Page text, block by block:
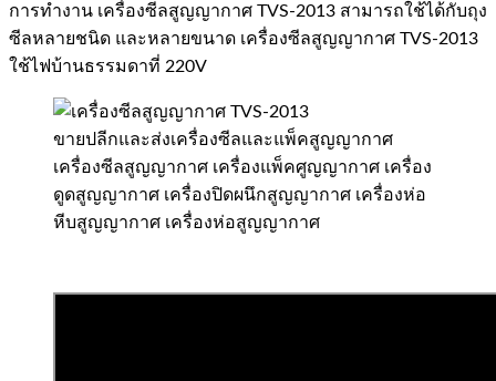
การทำงาน เครื่องซีลสูญญากาศ TVS-2013 สามารถใช้ได้กับถุง
ซีลหลายชนิด และหลายขนาด เครื่องซีลสูญญากาศ TVS-2013
ใช้ไฟบ้านธรรมดาที่ 220V
ขายปลีกและส่งเครื่องซีลและแพ็คสูญญากาศ
เครื่องซีลสูญญากาศ เครื่องแพ็คศูญญากาศ เครื่อง
ดูดสูญญากาศ เครื่องปิดผนึกสูญญากาศ เครื่องห่อ
หีบสูญญากาศ เครื่องห่อสูญญากาศ